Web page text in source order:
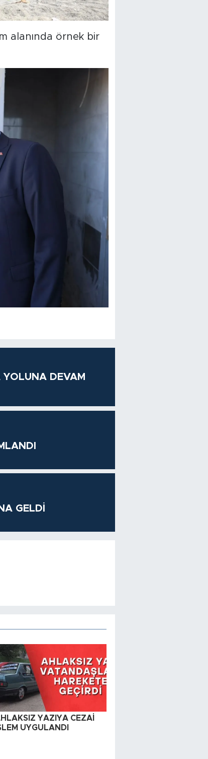
alanında örnek bir
DEVAM
GELDİ
YAZIYA CEZAİ
UYGULANDI